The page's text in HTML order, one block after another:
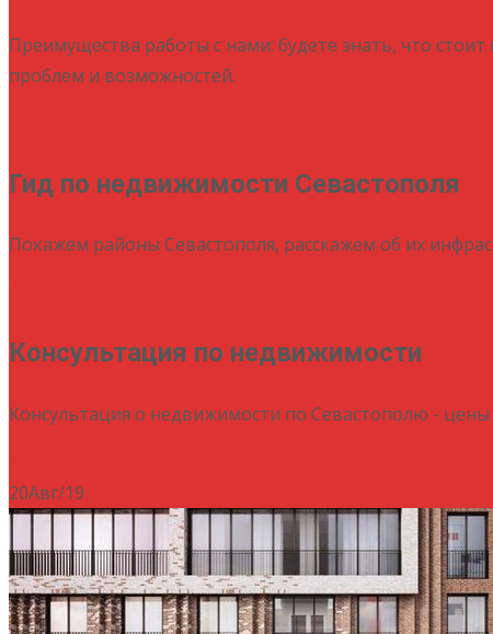
Преимущества работы с нами: будете знать, что
проблем и возможностей.
Гид по недвижимости Севастополя
Покажем районы Севастополя, расскажем об их
Консультация по недвижимости
Консультация о недвижимости по Севастополю -
20Авг/19